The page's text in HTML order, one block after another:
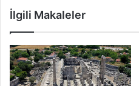
sorgulanmaktadır?
İlgili Makaleler